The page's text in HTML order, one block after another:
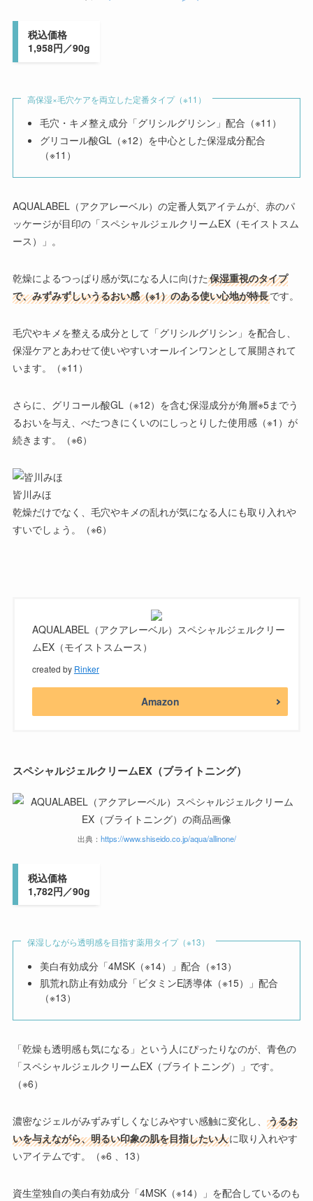
税込価格
1,958円／90g
高保湿×毛穴ケアを両立した定番タイプ（※11）
毛穴・キメ整え成分「グリシルグリシン」配合（※11）
グリコール酸GL（※12）を中心とした保湿成分配合
（※11）
AQUALABEL（アクアレーベル）の定番人気アイテムが、赤のパ
ッケージが目印の「スペシャルジェルクリームEX（モイストスム
ース）」。
乾燥によるつっぱり感が気になる人に向けた保湿重視のタイプ
で、みずみずしいうるおい感（※1）のある使い心地が特長です。
毛穴やキメを整える成分として「グリシルグリシン」を配合し、
保湿ケアとあわせて使いやすいオールインワンとして展開されて
います。（※11）
さらに、グリコール酸GL（※12）を含む保湿成分が角層※5までう
るおいを与え、べたつきにくいのにしっとりした使用感（※1）が
続きます。（※6）
皆川みほ
乾燥だけでなく、 毛穴やキメの乱れが気になる人 にも取り入れや
すいでしょう。（※6）
AQUALABEL（アクアレーベル）スペシャルジェルクリー
ムEX（モイストスムース）
created by Rinker
Amazon
スペシャルジェルクリームEX（ブライトニング）
出典： https://www.shiseido.co.jp/aqua/allinone/
税込価格
1,782円／90g
保湿しながら透明感を目指す薬用タイプ（※13）
美白有効成分「4MSK（※14）」配合（※13）
肌荒れ防止有効成分「ビタミンE誘導体（※15）」配合
（※13）
「乾燥も透明感も気になる」という人にぴったりなのが、青色の
「スペシャルジェルクリームEX（ブライトニング）」 です。
（※6）
濃密なジェルがみずみずしくなじみやすい感触に変化し、 うるお
いを与えながら、明るい印象の肌を目指したい人に取り入れやす
いアイテムです。（※6 、13）
資生堂独自の美白有効成分「4MSK（※14）」を配合しているのも